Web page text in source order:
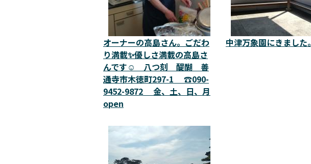
オーナーの高島さん。ごだわ
り満載✨優しさ満載の高島さ
んです☺️ 八つ刻 醍醐 善
通寺市木徳町297-1 ☎️090-
9452-9872 金、土、日、月
open
中津万象園にきました。